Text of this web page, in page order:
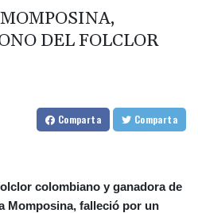
CAD 1.395555
CDF 2262.48083
CNY 6.747602
CNH 6.74499
CUC 1
CUP 26.5
DEL FOLCLOR
Comparta Comparta
colombiano y ganadora de
Momposina, falleció por un